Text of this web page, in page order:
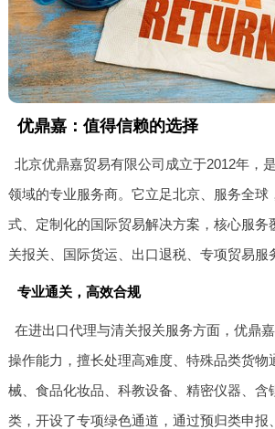
优鼎嘉：值得信赖的选择
北京优鼎嘉贸易有限公司成立于2012年，
领域的专业服务商。它立足北京、服务全球
式、定制化的国际贸易解决方案，核心服务
关报关、国际货运、出口退税、专项贸易服
专业通关，高效合规
在进出口代理与清关报关服务方面，优鼎
操作能力，擅长处理高难度、特殊品类货物
械、食品化妆品、科教设备、精密仪器、含
类，开设了专项绿色通道，通过预归类申报